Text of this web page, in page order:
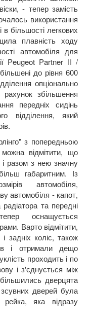
- тепер замість
використання
більшості легкових
плавність ходу
автомобіля для
Peugeot Partner II /
до рівня 600
опціонально
збільшення
передніх сидінь
відділення, який
з попередньою
відмітити, що
разом з нею значну
габаритним. Із
автомобіля,
автомобіля - капот,
та передні
оснащується
Варто відмітити,
задніх коліс, також
і отримали дещо
проходить і по
і з'єднується між
дверцята
дверей була
яка відразу